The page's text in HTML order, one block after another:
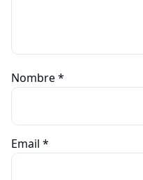
Nombre*
Email *